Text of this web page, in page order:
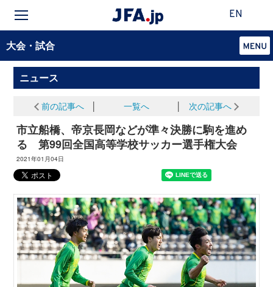
EN
大会・試合
ニュース
前の記事へ 一覧へ 次の記事へ
市立船橋、帝京長岡などが準々決勝に駒を進め
る 第99回全国高等学校サッカー選手権大会
2021年01月04日